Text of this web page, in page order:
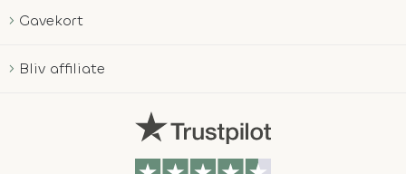
Gavekort
Bliv affiliate